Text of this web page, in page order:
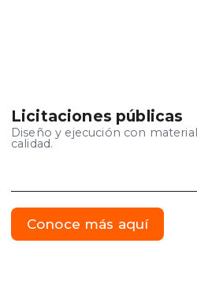
Licitaciones públicas
Diseño y ejecución con
calidad.
Conoce más aquí